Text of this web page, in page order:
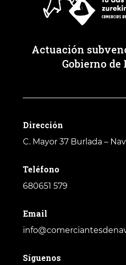
Actuación
Gobierno
Dirección
C. Mayor 37Burlada –
Teléfono
680651 579
Email
Síguenos